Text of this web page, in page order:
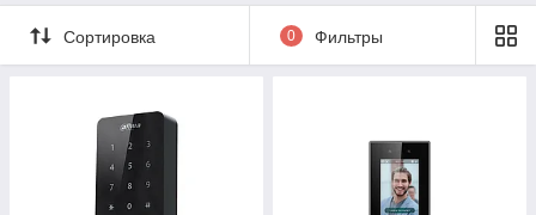
Сортировка 0 Фильтры